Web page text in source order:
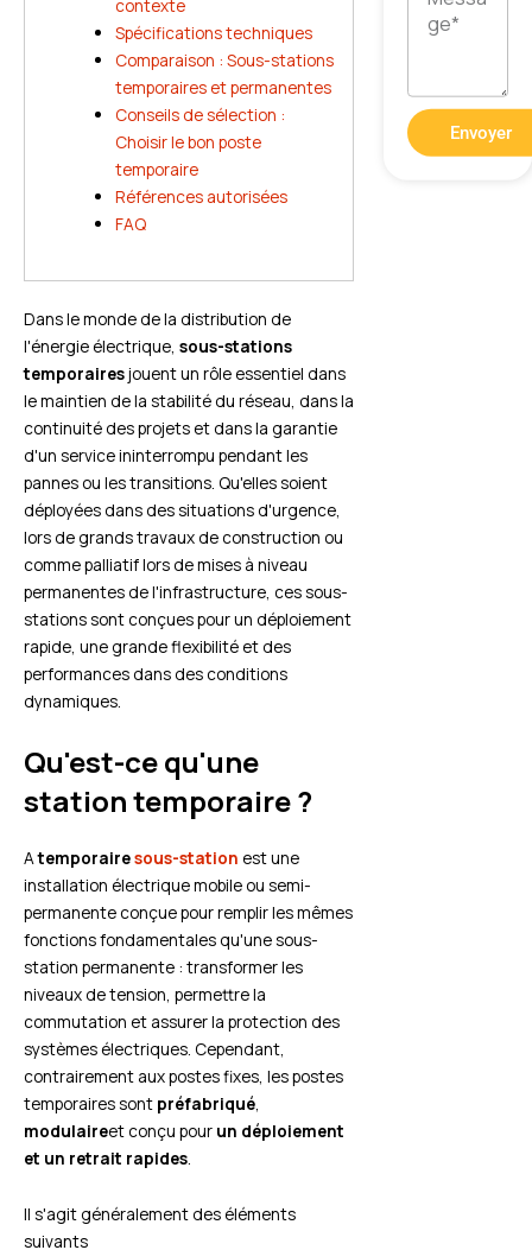
contexte
Spécifications techniques
Comparaison : Sous-stations
temporaires et permanentes
Conseils de sélection :
Choisir le bon poste
temporaire
Références autorisées
FAQ
Dans le monde de la distribution de
l'énergie électrique, sous-stations
temporairesjouent un rôle essentiel dans
le maintien de la stabilité du réseau, dans la
continuité des projets et dans la garantie
d'un service ininterrompu pendant les
pannes ou les transitions. Qu'elles soient
déployées dans des situations d'urgence,
lors de grands travaux de construction ou
comme palliatif lors de mises à niveau
permanentes de l'infrastructure, ces sous-
stations sont conçues pour un déploiement
rapide, une grande flexibilité et des
performances dans des conditions
dynamiques.
Qu'est-ce qu'une
station temporaire ?
Atemporairesous-station est une
installation électrique mobile ou semi-
permanente conçue pour remplir les mêmes
fonctions fondamentales qu'une sous-
station permanente : transformer les
niveaux de tension, permettre la
commutation et assurer la protection des
systèmes électriques. Cependant,
contrairement aux postes fixes, les postes
temporaires sont préfabriqué,
modulaireet conçu pour un déploiement
et un retrait rapides.
Il s'agit généralement des éléments
suivants
Envoyer